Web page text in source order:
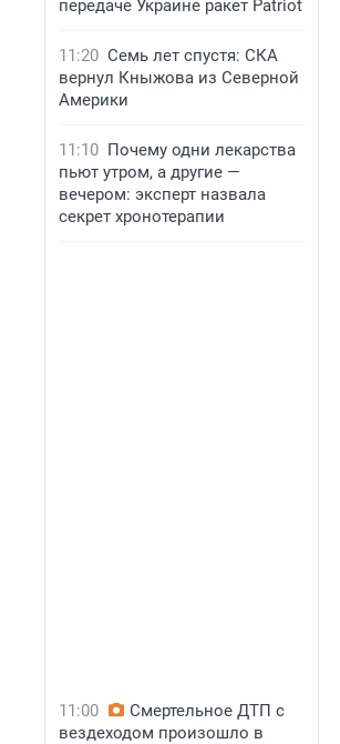
передаче Украине ракет Patriot
11:20 Семь лет спустя: СКА
вернул Кныжова из Северной
Америки
11:10 Почему одни лекарства
пьют утром, а другие —
вечером: эксперт назвала
секрет хронотерапии
11:00
Смертельное ДТП с
вездеходом произошло в